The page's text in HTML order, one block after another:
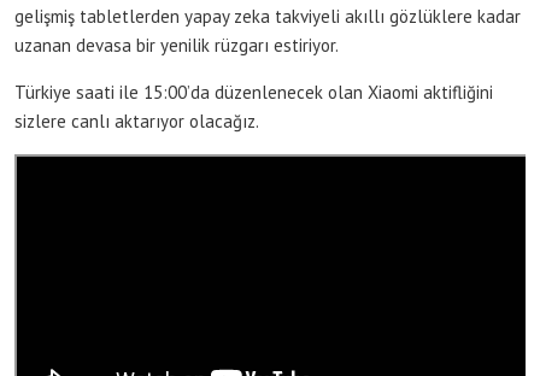
gelişmiş tabletlerden yapay zeka takviyeli akıllı gözlüklere kadar
uzanan devasa bir yenilik rüzgarı estiriyor.
Türkiye saati ile 15:00’da düzenlenecek olan Xiaomi aktifliğini
sizlere canlı aktarıyor olacağız.